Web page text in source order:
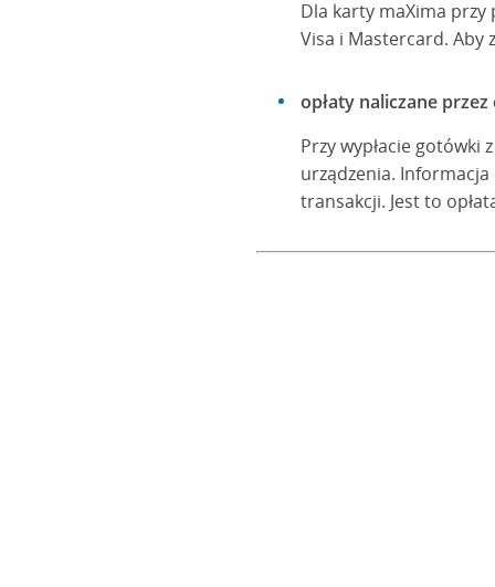
Dla karty maXima
Visa i Mastercard. Aby
opłaty naliczane
Przy wypłacie
urządzenia.
transakcji. Jest to